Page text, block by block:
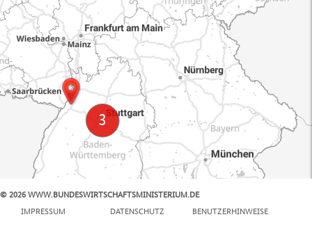
© 2026 WWW.BUNDESWIRTSCHAFTSMINISTERIUM.DE
IMPRESSUM
DATENSCHUTZ BENUTZERHINWEISE